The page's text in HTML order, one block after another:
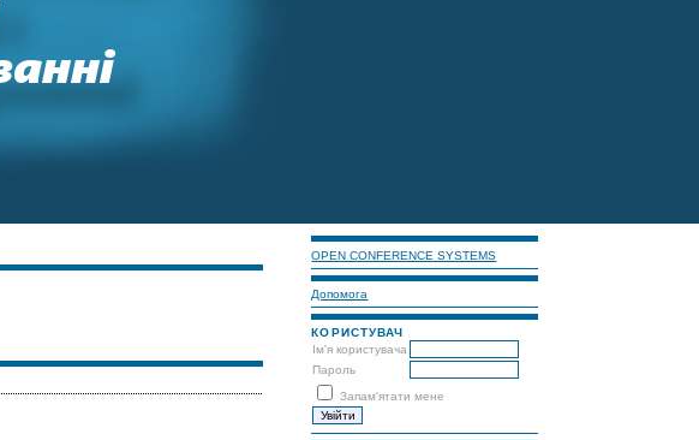
OPEN CONFERENCE SYSTEMS
Допомога
КОРИСТУВАЧ
Ім'я користувача
Пароль
Запам'ятати мене